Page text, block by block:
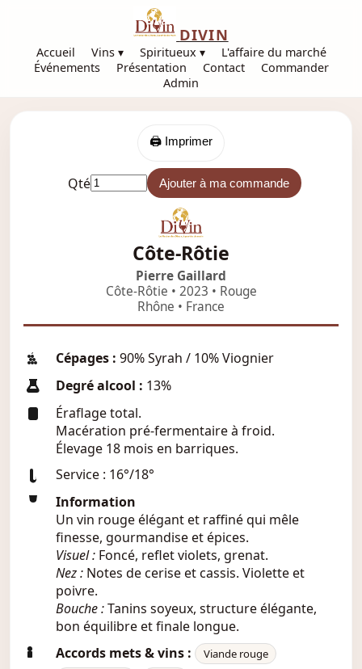
DIVIN
Accueil Vins ▾ Spiritueux ▾
L'affaire du marché
Événements
Présentation Contact
Commander
Admin
🖨️ Imprimer
Qté Ajouter à ma commande
Côte-Rôtie
Pierre Gaillard
Côte-Rôtie • 2023 • Rouge
Rhône • France
Cépages : 90% Syrah / 10% Viognier
Degré alcool : 13%
Éraflage total.
Macération pré-fermentaire à froid.
Élevage 18 mois en barriques.
Service : 16°/18°
Information
Un vin rouge élégant et raffiné qui mêle
finesse, gourmandise et épices.
Visuel : Foncé, reflet violets, grenat.
Nez : Notes de cerise et cassis. Violette et
poivre.
Bouche :Tanins soyeux, structure élégante,
bon équilibre et finale longue.
Accords mets & vins :
Viande rouge